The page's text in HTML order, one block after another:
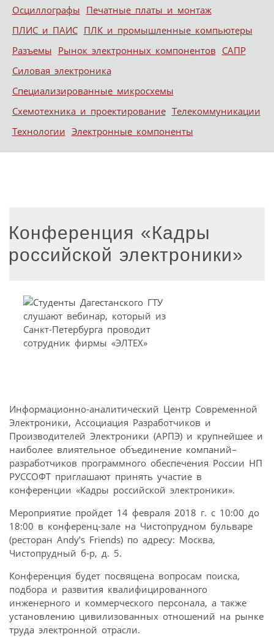
Осциллографы Печатные платы и монтаж
ПЛИС и ПАИС ПЛК и промышленные компьютеры
Разъемы Рынок электронных компонентов САПР
Силовая электроника
Специализированные микросхемы
Схемотехника и проектирование Телекоммуникации
Технологии Электронные компоненты
Конференция «Кадры
российской электроники»
Информационно-аналитический Центр Современной
Электроники, Ассоциация Разработчиков и
Производителей Электроники (АРПЭ) и крупнейшее и
наиболее влиятельное объединение компаний–
разработчиков программного обеспечения России НП
РУССОФТ приглашают принять участие в
конференции «Кадры российской электроники».
Мероприятие пройдет 14 февраля 2018 г. с 10:00 до
18:00 в конференц-зале на Чистопрудном бульваре
(ресторан Andy’s Friends) по адресу: Москва,
Чистопрудный б-р, д. 5.
Конференция будет посвящена вопросам поиска,
подбора и развития квалифицированного
инженерного и коммерческого персонала, а также
установлению цивилизованных отношений на рынке
труда электронной отрасли.